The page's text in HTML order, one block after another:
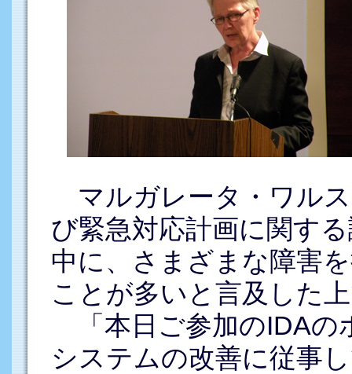
マルガレータ・ワル
び緊急対応計画に関す
中に、さまざまな障害
ことが多いと言及した
「本日ご参加のIDAの
システムの改善に従事